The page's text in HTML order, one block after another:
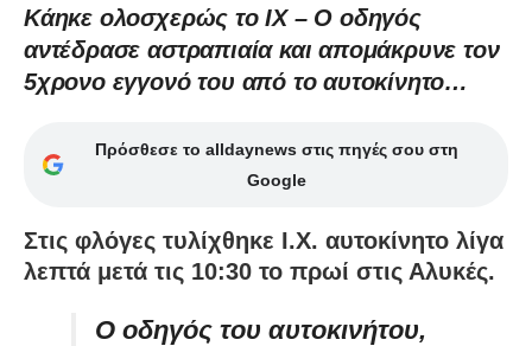
Κάηκε ολοσχερώς το ΙΧ – Ο οδηγός
αντέδρασε αστραπιαία και απομάκρυνε τον
5χρονο εγγονό του από το αυτοκίνητο…
Πρόσθεσε το alldaynews στις πηγές σου στη
Google
Στις φλόγες τυλίχθηκε Ι.Χ. αυτοκίνητο λίγα
λεπτά μετά τις 10:30 το πρωί στις Αλυκές.
Ο οδηγός του αυτοκινήτου,